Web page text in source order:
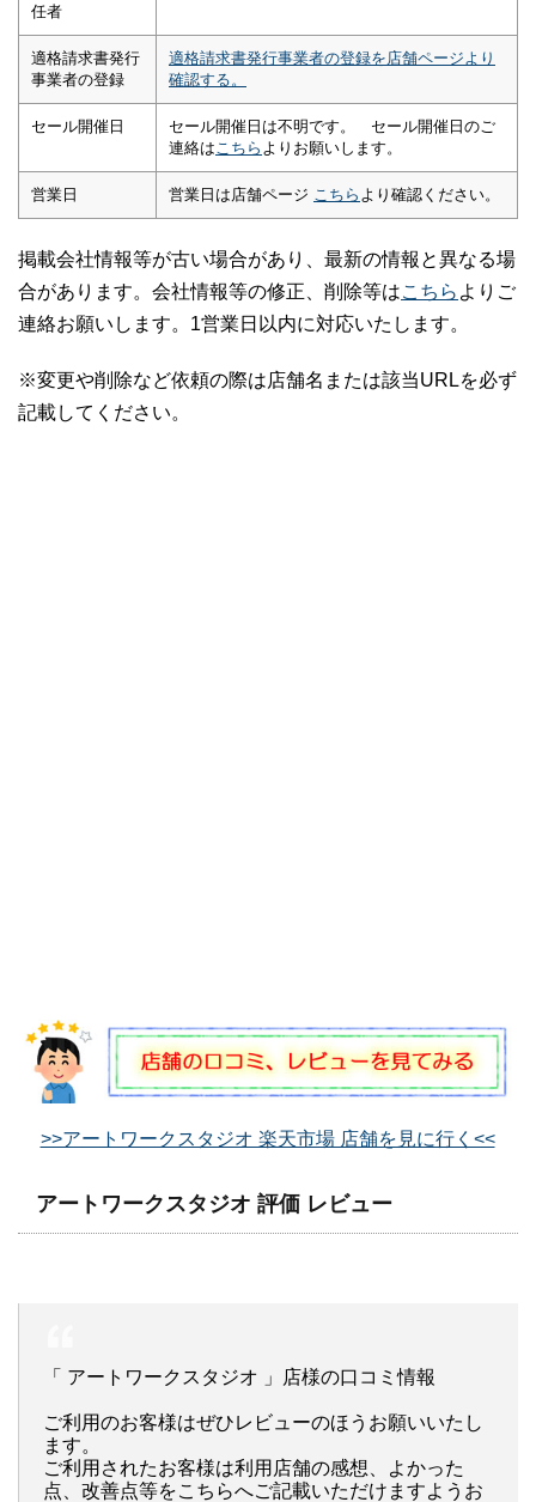
任者
適格請求書発行
事業者の登録
適格請求書発行事業者の登録を店舗ページより
確認する。
セール開催日
セール開催日は不明です。 セール開催日のご
連絡は こちら よりお願いします。
営業日 営業日は店舗ページ こちら より確認ください。
掲載会社情報等が古い場合があり、最新の情報と異なる場
合があります。会社情報等の修正、削除等はこちら よりご
連絡お願いします。1営業日以内に対応いたします。
※変更や削除など依頼の際は店舗名または該当URLを必ず
記載してください。
>>アートワークスタジオ 楽天市場 店舗を見に行く<<
アートワークスタジオ 評価 レビュー
「 アートワークスタジオ 」店様の口コミ情報
ご利用のお客様はぜひレビューのほうお願いいたし
ます。
ご利用されたお客様は利用店舗の感想、よかった
点、改善点等をこちらへご記載いただけますようお